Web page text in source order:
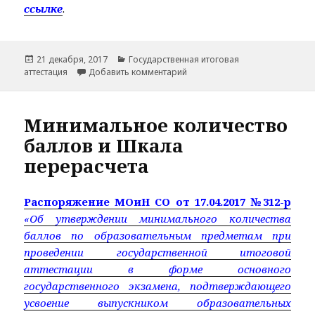
ссылке.
Опубликовано
21 декабря, 2017 Рубрики
Государственная итоговая
аттестация
Добавить комментарий
Минимальное количество
баллов и Шкала
перерасчета
Распоряжение МОиН СО от 17.04.2017 №312-р
«Об утверждении минимального количества
баллов по образовательным предметам при
проведении государственной итоговой
аттестации в форме основного
государственного экзамена, подтверждающего
усвоение выпускником образовательных